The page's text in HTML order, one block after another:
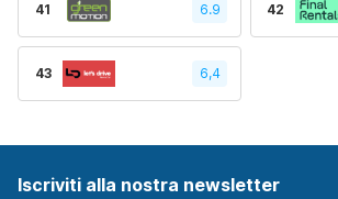
41 6.9 42
43 6,4
Iscriviti alla nostra newsletter